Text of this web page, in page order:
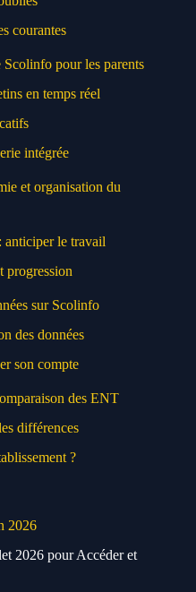
courantes
pour les parents
en temps réel
intégrée
et organisation du
anticiper le travail
progression
sur Scolinfo
des données
son compte
des ENT
différences
?
2026
2026 pour Accéder et